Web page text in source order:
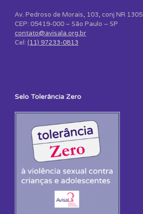
Av. Pedroso de Morais, 103, conj NR 1305
CEP: 05419-000 – São Paulo – SP
contato@avisala.org.br
Cel: (11) 97233-0813
Selo Tolerância Zero